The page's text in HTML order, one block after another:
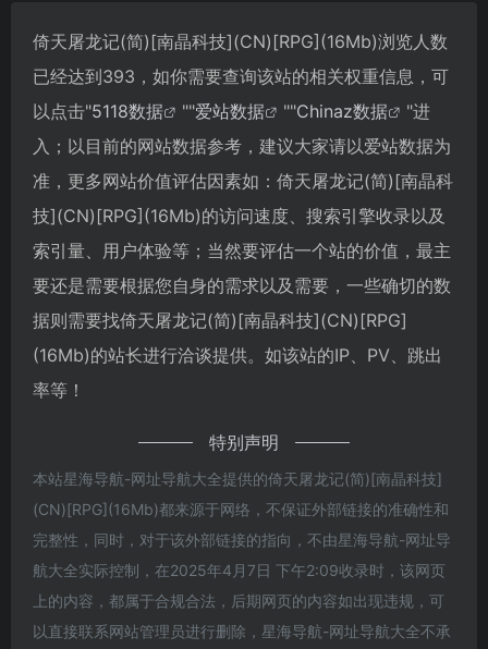
倚天屠龙记(简)[南晶科技](CN)[RPG](16Mb)浏览人数
已经达到393，如你需要查询该站的相关权重信息，可
以点击"5118数据 ""爱站数据 ""Chinaz数据
"进
入；以目前的网站数据参考，建议大家请以爱站数据为
准，更多网站价值评估因素如：倚天屠龙记(简)[南晶科
技](CN)[RPG](16Mb)的访问速度、搜索引擎收录以及
索引量、用户体验等；当然要评估一个站的价值，最主
要还是需要根据您自身的需求以及需要，一些确切的数
据则需要找倚天屠龙记(简)[南晶科技](CN)[RPG]
(16Mb)的站长进行洽谈提供。如该站的IP、PV、跳出
率等！
特别声明
本站星海导航-网址导航大全提供的倚天屠龙记(简)[南晶科技]
(CN)[RPG](16Mb)都来源于网络，不保证外部链接的准确性和
完整性，同时，对于该外部链接的指向，不由星海导航-网址导
航大全实际控制，在2025年4月7日 下午2:09收录时，该网页
上的内容，都属于合规合法，后期网页的内容如出现违规，可
以直接联系网站管理员进行删除，星海导航-网址导航大全不承